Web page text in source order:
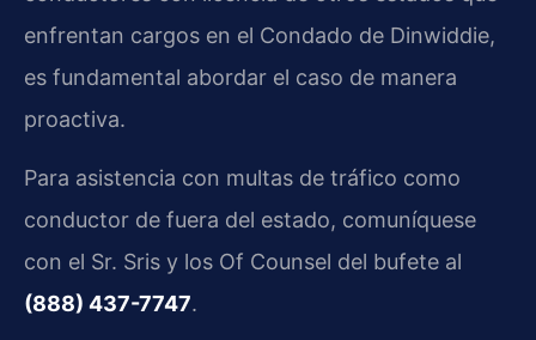
enfrentan cargos en el Condado de Dinwiddie,
es fundamental abordar el caso de manera
proactiva.
Para asistencia con multas de tráfico como
conductor de fuera del estado, comuníquese
con el Sr. Sris y los Of Counsel del bufete al
(888) 437-7747.